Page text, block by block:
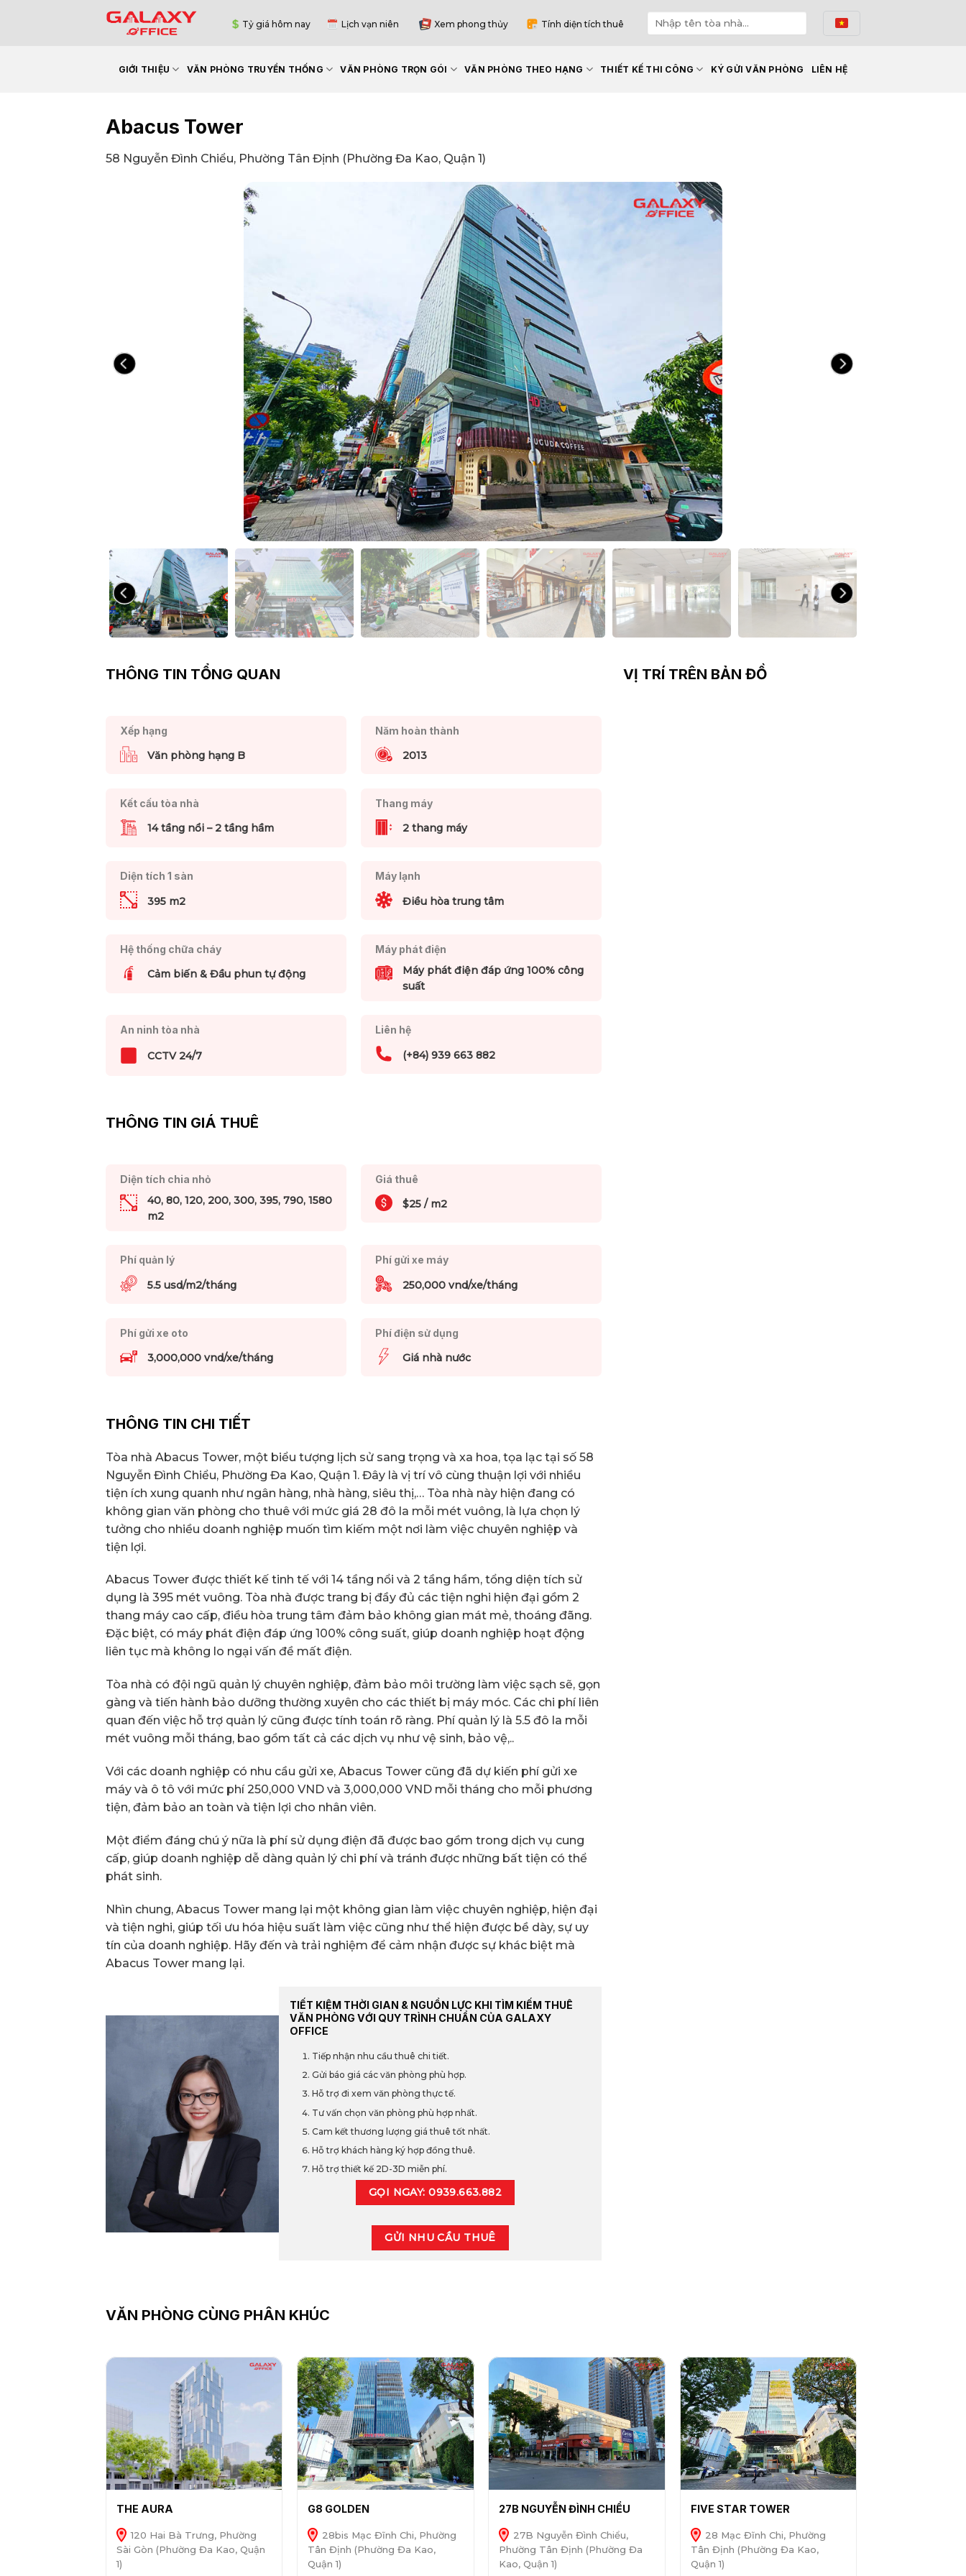
Tỷ giá hôm nay Lịch vạn niên Xem phong thủy Tính diện tích thuê
GIỚI THIỆU VĂN PHÒNG TRUYỀN THỐNG VĂN PHÒNG TRỌN GÓI VĂN PHÒNG THEO HẠNG THIẾT KẾ THI CÔNG KÝ GỬI VĂN PHÒNG LIÊN HỆ
Abacus Tower
58 Nguyễn Đình Chiểu, Phường Tân Định (Phường Đa Kao, Quận 1)
THÔNG TIN TỔNG QUAN
Xếp hạng
Văn phòng hạng B
Năm hoàn thành
2013
Kết cấu tòa nhà
14 tầng nổi – 2 tầng hầm
Thang máy
2 thang máy
Diện tích 1 sàn
395 m2
Máy lạnh
Điều hòa trung tâm
Hệ thống chữa cháy
Cảm biến & Đầu phun tự động
Máy phát điện
Máy phát điện đáp ứng 100% công
suất
An ninh tòa nhà
CCTV 24/7
Liên hệ
(+84) 939 663 882
THÔNG TIN GIÁ THUÊ
Diện tích chia nhỏ
40, 80, 120, 200, 300, 395, 790, 1580
m2
Giá thuê
$25 / m2
Phí quản lý
5.5 usd/m2/tháng
Phí gửi xe máy
250,000 vnd/xe/tháng
Phí gửi xe oto
3,000,000 vnd/xe/tháng
Phí điện sử dụng
Giá nhà nước
THÔNG TIN CHI TIẾT
Tòa nhà Abacus Tower, một biểu tượng lịch sử sang trọng và xa hoa, tọa lạc tại số 58
Nguyễn Đình Chiểu, Phường Đa Kao, Quận 1. Đây là vị trí vô cùng thuận lợi với nhiều
tiện ích xung quanh như ngân hàng, nhà hàng, siêu thị,… Tòa nhà này hiện đang có
không gian văn phòng cho thuê với mức giá 28 đô la mỗi mét vuông, là lựa chọn lý
tưởng cho nhiều doanh nghiệp muốn tìm kiếm một nơi làm việc chuyên nghiệp và
tiện lợi.
Abacus Tower được thiết kế tinh tế với 14 tầng nổi và 2 tầng hầm, tổng diện tích sử
dụng là 395 mét vuông. Tòa nhà được trang bị đầy đủ các tiện nghi hiện đại gồm 2
thang máy cao cấp, điều hòa trung tâm đảm bảo không gian mát mẻ, thoáng đãng.
Đặc biệt, có máy phát điện đáp ứng 100% công suất, giúp doanh nghiệp hoạt động
liên tục mà không lo ngại vấn đề mất điện.
Tòa nhà có đội ngũ quản lý chuyên nghiệp, đảm bảo môi trường làm việc sạch sẽ, gọn
gàng và tiến hành bảo dưỡng thường xuyên cho các thiết bị máy móc. Các chi phí liên
quan đến việc hỗ trợ quản lý cũng được tính toán rõ ràng. Phí quản lý là 5.5 đô la mỗi
mét vuông mỗi tháng, bao gồm tất cả các dịch vụ như vệ sinh, bảo vệ,..
Với các doanh nghiệp có nhu cầu gửi xe, Abacus Tower cũng đã dự kiến phí gửi xe
máy và ô tô với mức phí 250,000 VND và 3,000,000 VND mỗi tháng cho mỗi phương
tiện, đảm bảo an toàn và tiện lợi cho nhân viên.
Một điểm đáng chú ý nữa là phí sử dụng điện đã được bao gồm trong dịch vụ cung
cấp, giúp doanh nghiệp dễ dàng quản lý chi phí và tránh được những bất tiện có thể
phát sinh.
Nhìn chung, Abacus Tower mang lại một không gian làm việc chuyên nghiệp, hiện đại
và tiện nghi, giúp tối ưu hóa hiệu suất làm việc cũng như thể hiện được bề dày, sự uy
tín của doanh nghiệp. Hãy đến và trải nghiệm để cảm nhận được sự khác biệt mà
Abacus Tower mang lại.
TIẾT KIỆM THỜI GIAN & NGUỒN LỰC KHI TÌM KIẾM THUÊ
VĂN PHÒNG VỚI QUY TRÌNH CHUẨN CỦA GALAXY
OFFICE
Tiếp nhận nhu cầu thuê chi tiết.
Gửi báo giá các văn phòng phù hợp.
Hỗ trợ đi xem văn phòng thực tế.
Tư vấn chọn văn phòng phù hợp nhất.
Cam kết thương lượng giá thuê tốt nhất.
Hỗ trợ khách hàng ký hợp đồng thuê.
Hỗ trợ thiết kế 2D-3D miễn phí.
GỌI NGAY: 0939.663.882
GỬI NHU CẦU THUÊ
VỊ TRÍ TRÊN BẢN ĐỒ
VĂN PHÒNG CÙNG PHÂN KHÚC
THE AURA
120 Hai Bà Trưng, Phường
Sài Gòn (Phường Đa Kao, Quận
1)
G8 GOLDEN
28bis Mạc Đĩnh Chi, Phường
Tân Định (Phường Đa Kao,
Quận 1)
27B NGUYỄN ĐÌNH CHIỂU
27B Nguyễn Đình Chiểu,
Phường Tân Định (Phường Đa
Kao, Quận 1)
FIVE STAR TOWER
28 Mạc Đĩnh Chi, Phường
Tân Định (Phường Đa Kao,
Quận 1)